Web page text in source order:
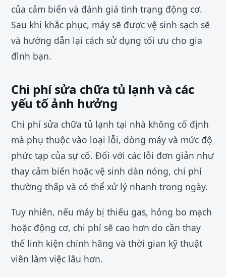
của cảm biến và đánh giá tình trạng động cơ.
Sau khi khắc phục, máy sẽ được vệ sinh sạch sẽ
và hướng dẫn lại cách sử dụng tối ưu cho gia
đình bạn.
Chi phí sửa chữa tủ lạnh và các
yếu tố ảnh hưởng
Chi phí sửa chữa tủ lạnh tại nhà không cố định
mà phụ thuộc vào loại lỗi, dòng máy và mức độ
phức tạp của sự cố. Đối với các lỗi đơn giản như
thay cảm biến hoặc vệ sinh dàn nóng, chi phí
thường thấp và có thể xử lý nhanh trong ngày.
Tuy nhiên, nếu máy bị thiếu gas, hỏng bo mạch
hoặc động cơ, chi phí sẽ cao hơn do cần thay
thế linh kiện chính hãng và thời gian kỹ thuật
viên làm việc lâu hơn.